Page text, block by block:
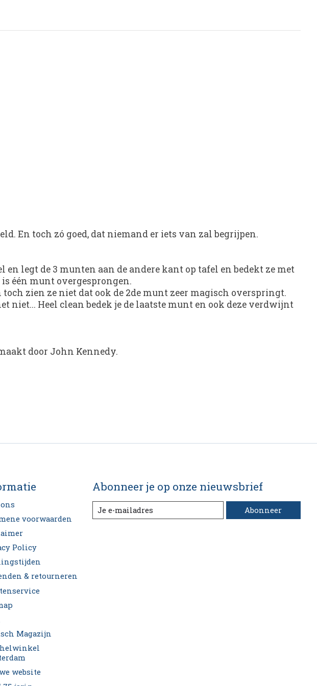
En toch zó goed, dat niemand er iets van zal begrijpen.
legt de 3 munten aan de andere kant op tafel en bedekt ze met
één munt overgesprongen.
zien ze niet dat ook de 2de munt zeer magisch overspringt.
niet... Heel clean bedek je de laatste munt en ook deze verdwijnt
door John Kennedy.
voorwaarden
Policy
& retourneren
Magazijn
website
Abonneer je op onze nieuwsbrief
Abonneer